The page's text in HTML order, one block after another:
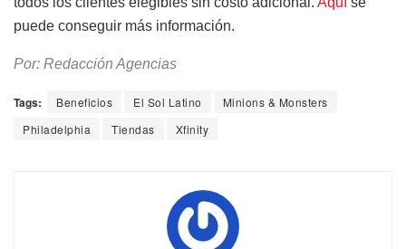
puede conseguir más información.
Por: Redacción Agencias
Tags: Beneficios El Sol Latino
Minions & Monsters
Philadelphia
Tiendas Xfinity